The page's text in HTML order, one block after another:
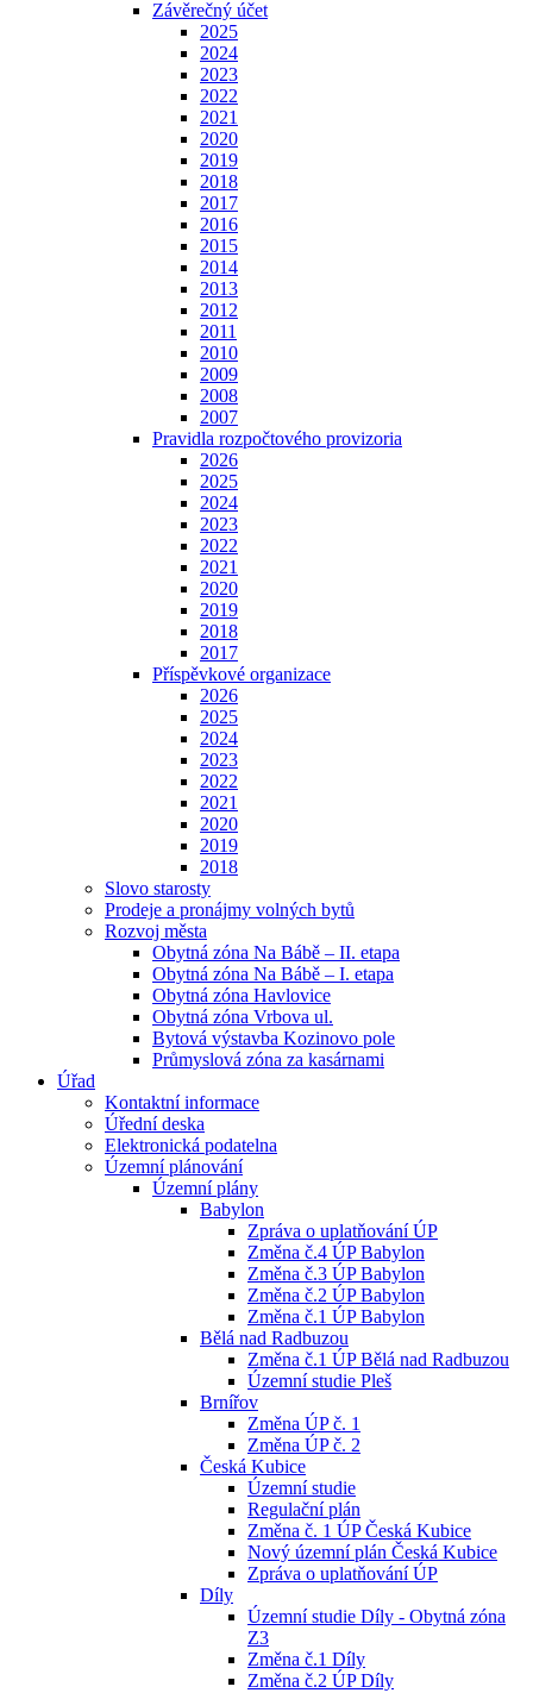
Závěrečný účet
2025
2024
2023
2022
2021
2020
2019
2018
2017
2016
2015
2014
2013
2012
2011
2010
2009
2008
2007
Pravidla rozpočtového provizoria
2026
2025
2024
2023
2022
2021
2020
2019
2018
2017
Příspěvkové organizace
2026
2025
2024
2023
2022
2021
2020
2019
2018
Slovo starosty
Prodeje a pronájmy volných bytů
Rozvoj města
Obytná zóna Na Bábě – II. etapa
Obytná zóna Na Bábě – I. etapa
Obytná zóna Havlovice
Obytná zóna Vrbova ul.
Bytová výstavba Kozinovo pole
Průmyslová zóna za kasárnami
Úřad
Kontaktní informace
Úřední deska
Elektronická podatelna
Územní plánování
Územní plány
Babylon
Zpráva o uplatňování ÚP
Změna č.4 ÚP Babylon
Změna č.3 ÚP Babylon
Změna č.2 ÚP Babylon
Změna č.1 ÚP Babylon
Bělá nad Radbuzou
Změna č.1 ÚP Bělá nad Radbuzou
Územní studie Pleš
Brnířov
Změna ÚP č. 1
Změna ÚP č. 2
Česká Kubice
Územní studie
Regulační plán
Změna č. 1 ÚP Česká Kubice
Nový územní plán Česká Kubice
Zpráva o uplatňování ÚP
Díly
Územní studie Díly - Obytná zóna
Z3
Změna č.1 Díly
Změna č.2 ÚP Díly